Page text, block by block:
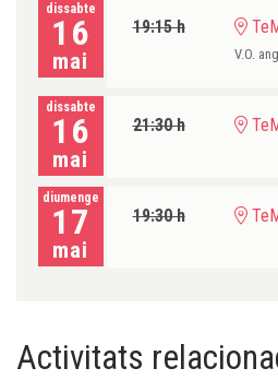
dissabte
16
mai
19:15 h
V.O.
dissabte
16
mai
21:30 h
diumenge
17
mai
19:30 h
Activitats